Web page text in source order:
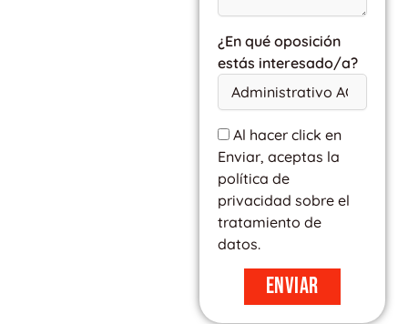
¿En qué oposición
estás interesado/a?
Al hacer click en
Enviar, aceptas la
política de
privacidad sobre el
tratamiento de
datos.
Enviar